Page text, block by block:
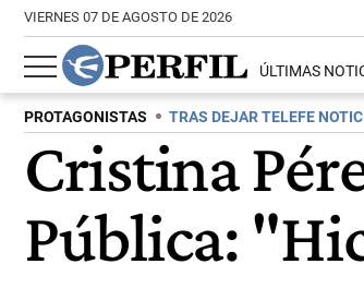
VIERNES 07 DE AGOSTO DE 2026
ÚLTIMAS
PROTAGONISTAS TRAS DEJAR TELEFE
Cristina
Pública: